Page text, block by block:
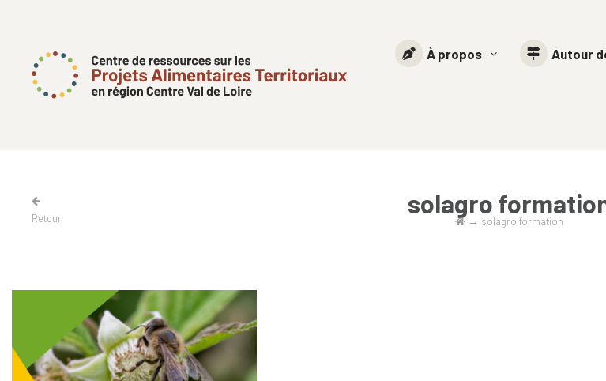
À propos Autour
Retour solagro
→ solagro formation